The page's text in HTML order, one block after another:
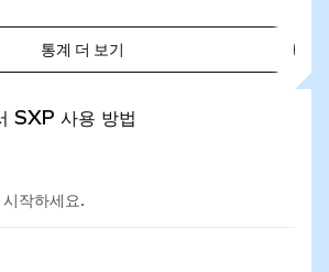
통계 더 보기
사용 방법
시작하세요.